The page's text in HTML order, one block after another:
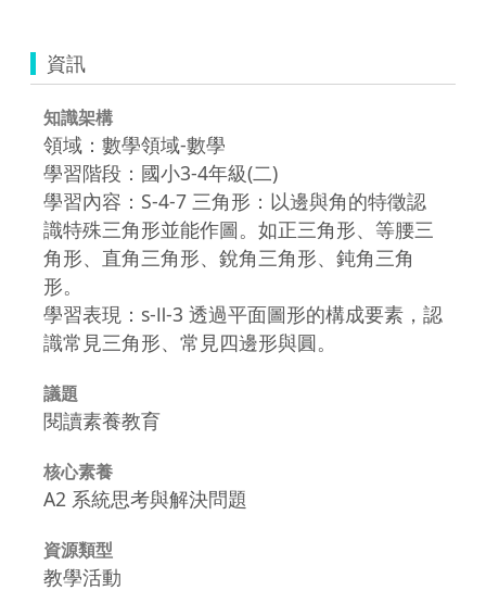
資訊
知識架構
領域：數學領域-數學
學習階段：國小3-4年級(二)
學習內容：S-4-7 三角形：以邊與角的特徵認
識特殊三角形並能作圖。如正三角形、等腰三
角形、直角三角形、銳角三角形、鈍角三角
形。
學習表現：s-Ⅱ-3 透過平面圖形的構成要素，認
識常見三角形、常見四邊形與圓。
議題
閱讀素養教育
核心素養
A2 系統思考與解決問題
資源類型
教學活動